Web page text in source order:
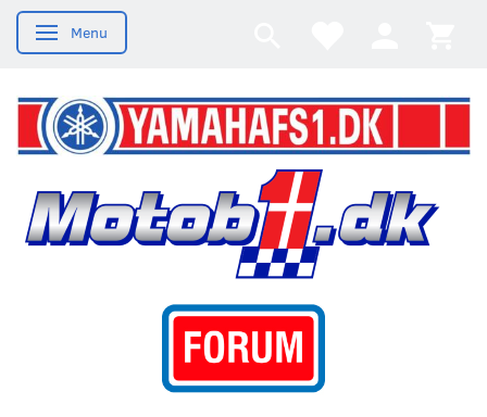
Skifte navigation
Menu